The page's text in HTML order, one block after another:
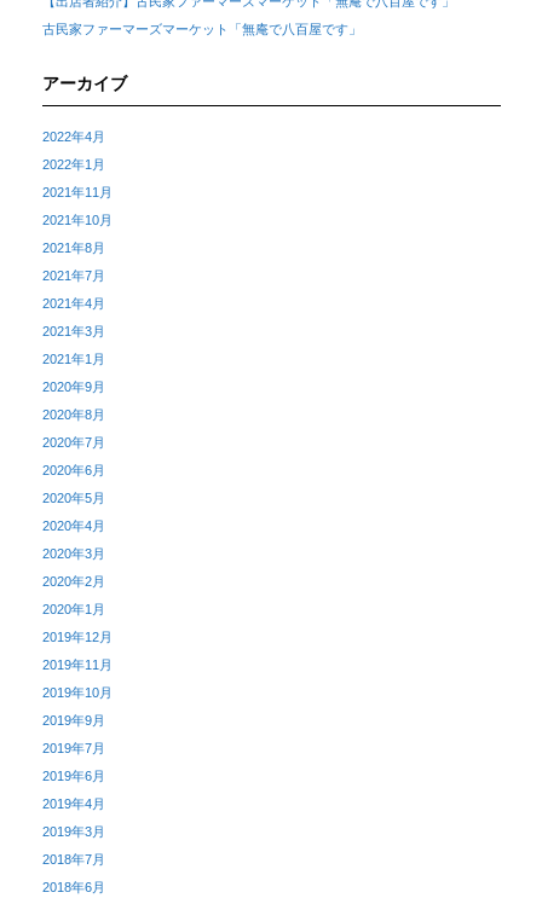
古民家ファーマーズマーケット「無庵で八百屋です」
アーカイブ
2022年4月
2022年1月
2021年11月
2021年10月
2021年8月
2021年7月
2021年4月
2021年3月
2021年1月
2020年9月
2020年8月
2020年7月
2020年6月
2020年5月
2020年4月
2020年3月
2020年2月
2020年1月
2019年12月
2019年11月
2019年10月
2019年9月
2019年7月
2019年6月
2019年4月
2019年3月
2018年7月
2018年6月